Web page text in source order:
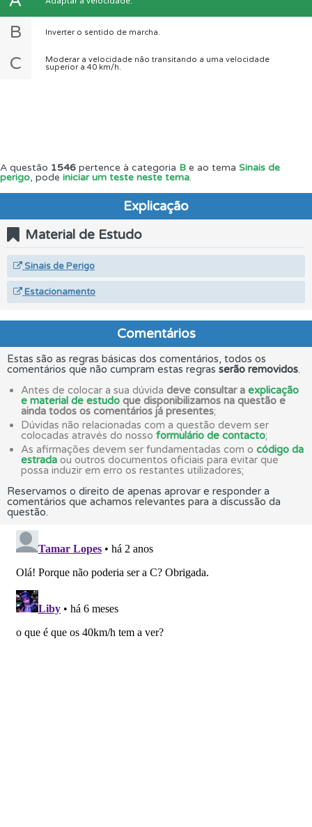
B Inverter o sentido de marcha.
C
Moderar a velocidade não transitando a uma velocidade
superior a 40 km/h.
A questão 1546 pertence à categoria B e ao tema Sinais de
perigo, pode iniciar um teste neste tema.
Explicação
Material de Estudo
Sinais de Perigo
Estacionamento
Comentários
Estas são as regras básicas dos comentários, todos os
comentários que não cumpram estas regras serão removidos.
Antes de colocar a sua dúvida deve consultar a explicação
e material de estudo que disponibilizamos na questão e
ainda todos os comentários já presentes;
Dúvidas não relacionadas com a questão devem ser
colocadas através do nosso formulário de contacto;
As afirmações devem ser fundamentadas com o código da
estrada ou outros documentos oficiais para evitar que
possa induzir em erro os restantes utilizadores;
Reservamos o direito de apenas aprovar e responder a
comentários que achamos relevantes para a discussão da
questão.